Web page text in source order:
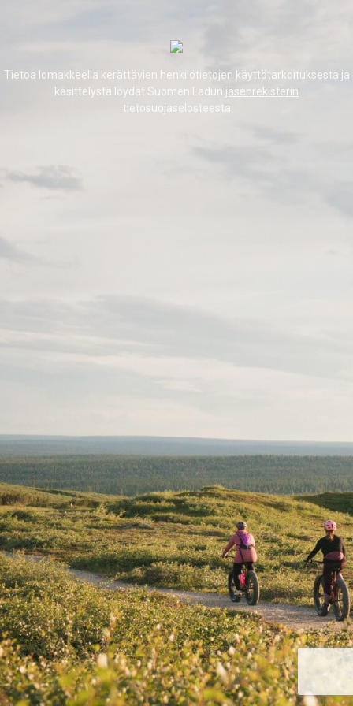
Tietoa lomakkeella kerättävien henkilötietojen käyttötarkoituksesta ja
käsittelystä löydät Suomen Ladun jäsenrekisterin
tietosuojaselosteesta